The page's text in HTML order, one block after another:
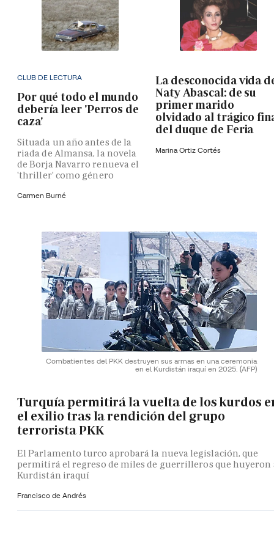
CLUB DE LECTURA
Por qué todo el mundo
debería leer 'Perros de
caza'
Situada un año antes de la
riada de Almansa, la novela
de Borja Navarro renueva el
'thriller' como género
Carmen Burné
La desconocida vida
Naty Abascal: de su
primer marido
olvidado al trágico
del duque de Feria
Marina Ortiz Cortés
Combatientes del PKK destruyen sus armas en una ceremonia
en el Kurdistán iraquí en 2025. (AFP)
Turquía permitirá la vuelta de los kurdos
el exilio tras la rendición del grupo
terrorista PKK
El Parlamento turco aprobará la nueva legislación, que
permitirá el regreso de miles de guerrilleros que huyeron
Kurdistán iraquí
Francisco de Andrés